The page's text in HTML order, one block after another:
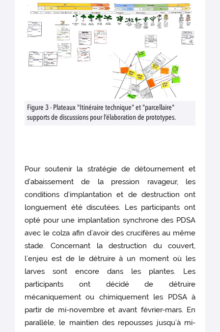
Figure 3 - Plateaux "Itinéraire technique" et "parcellaire"
supports de discussions pour l’élaboration de prototypes.
Pour soutenir la stratégie de détournement et
d’abaissement de la pression ravageur, les
conditions d’implantation et de destruction ont
longuement été discutées. Les participants ont
opté pour une implantation synchrone des PDSA
avec le colza afin d’avoir des crucifères au même
stade. Concernant la destruction du couvert,
l’enjeu est de le détruire à un moment où les
larves sont encore dans les plantes. Les
participants ont décidé de détruire
mécaniquement ou chimiquement les PDSA à
partir de mi-novembre et avant février-mars. En
parallèle, le maintien des repousses jusqu’à mi-